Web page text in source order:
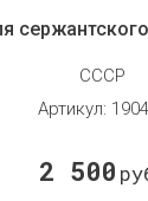
СССР
Артикул:
2 500